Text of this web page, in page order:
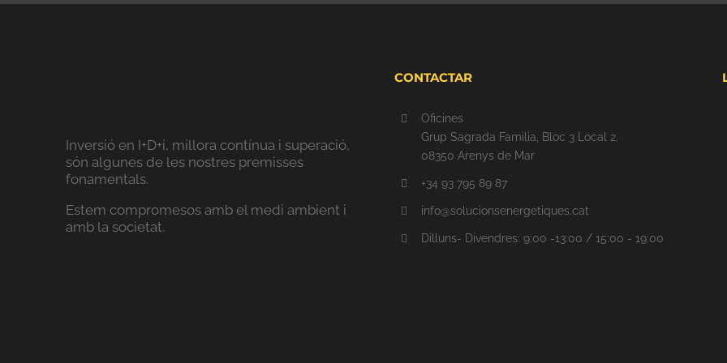
Inversió en I+D+i, millora contínua i superació,
són algunes de les nostres premisses
fonamentals.
Estem compromesos amb el medi ambient i
amb la societat.
CONTACTAR
Oficines
Grup Sagrada Familia, Bloc 3 Local 2.
08350 Arenys de Mar
+34 93 795 89 87
info@solucionsenergetiques.cat
Dilluns- Divendres: 9:00 -13:00 / 15:00 - 19:00